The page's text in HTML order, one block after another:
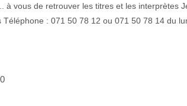
à vous de retrouver les titres et les interprètes
: 071 50 78 12 ou 071 50 78 14 du